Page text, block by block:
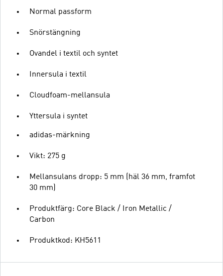
Normal passform
Snörstängning
Ovandel i textil och syntet
Innersula i textil
Cloudfoam-mellansula
Yttersula i syntet
adidas-märkning
Vikt: 275 g
Mellansulans dropp: 5 mm (häl 36 mm, framfot
30 mm)
Produktfärg: Core Black / Iron Metallic /
Carbon
Produktkod: KH5611